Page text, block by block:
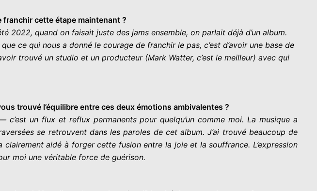
franchir cette étape maintenant ?
2022, quand on faisait juste des jams ensemble, on parlait déjà d’un album.
ce qui nous a donné le courage de franchir le pas, c’est d’avoir une base de
trouvé un studio et un producteur (Mark Watter, c’est le meilleur) avec qui
trouvé l’équilibre entre ces deux émotions ambivalentes ?
un flux et reflux permanents pour quelqu’un comme moi. La musique a
se retrouvent dans les paroles de cet album. J’ai trouvé beaucoup de
aidé à forger cette fusion entre la joie et la souffrance. L’expression
moi une véritable force de guérison.